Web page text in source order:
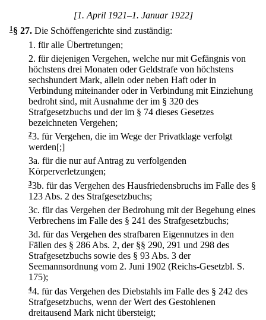
[1. April 1921–1. Januar 1922]
1§ 27. Die Schöffengerichte sind zuständig:
1. für alle Übertretungen;
2. für diejenigen Vergehen, welche nur mit Gefängnis von
höchstens drei Monaten oder Geldstrafe von höchstens
sechshundert Mark, allein oder neben Haft oder in
Verbindung miteinander oder in Verbindung mit Einziehung
bedroht sind, mit Ausnahme der im § 320 des
Strafgesetzbuchs und der im § 74 dieses Gesetzes
bezeichneten Vergehen;
23. für Vergehen, die im Wege der Privatklage verfolgt
werden[;]
3a. für die nur auf Antrag zu verfolgenden
Körperverletzungen;
33b. für das Vergehen des Hausfriedensbruchs im Falle des §
123 Abs. 2 des Strafgesetzbuchs;
3c. für das Vergehen der Bedrohung mit der Begehung eines
Verbrechens im Falle des § 241 des Strafgesetzbuchs;
3d. für das Vergehen des strafbaren Eigennutzes in den
Fällen des § 286 Abs. 2, der §§ 290, 291 und 298 des
Strafgesetzbuchs sowie des § 93 Abs. 3 der
Seemannsordnung vom 2. Juni 1902 (Reichs-Gesetzbl. S.
175);
44. für das Vergehen des Diebstahls im Falle des § 242 des
Strafgesetzbuchs, wenn der Wert des Gestohlenen
dreitausend Mark nicht übersteigt;